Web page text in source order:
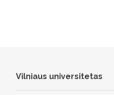
Vilniaus universitetas